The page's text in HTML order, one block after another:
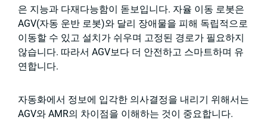
은 지능과 다재다능함이 돋보입니다. 자율 이동 로봇은
AGV(자동 운반 로봇)와 달리 장애물을 피해 독립적으로
이동할 수 있고 설치가 쉬우며 고정된 경로가 필요하지
않습니다. 따라서 AGV보다 더 안전하고 스마트하며 유
연합니다.
자동화에서 정보에 입각한 의사결정을 내리기 위해서는
AGV와 AMR의 차이점을 이해하는 것이 중요합니다.